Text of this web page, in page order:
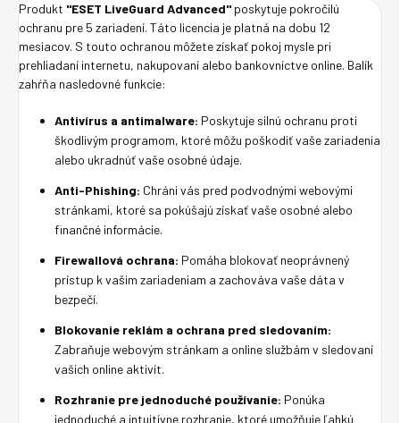
Produkt "ESET LiveGuard Advanced" poskytuje pokročilú
ochranu pre 5 zariadení. Táto licencia je platná na dobu 12
mesiacov. S touto ochranou môžete získať pokoj mysle pri
prehliadaní internetu, nakupovaní alebo bankovníctve online. Balík
zahŕňa nasledovné funkcie:
Antivírus a antimalware: Poskytuje silnú ochranu proti
škodlivým programom, ktoré môžu poškodiť vaše zariadenia
alebo ukradnúť vaše osobné údaje.
Anti-Phishing: Chráni vás pred podvodnými webovými
stránkami, ktoré sa pokúšajú získať vaše osobné alebo
finančné informácie.
Firewallová ochrana: Pomáha blokovať neoprávnený
prístup k vašim zariadeniam a zachováva vaše dáta v
bezpečí.
Blokovanie reklám a ochrana pred sledovaním:
Zabraňuje webovým stránkam a online službám v sledovaní
vašich online aktivít.
Rozhranie pre jednoduché používanie: Ponúka
jednoduché a intuitívne rozhranie, ktoré umožňuje ľahkú